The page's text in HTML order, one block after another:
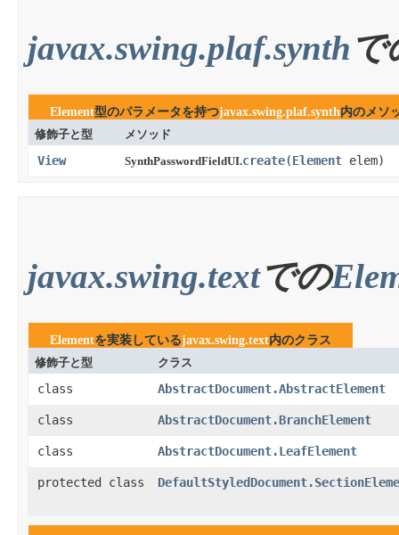
javax.swing.plaf.synth で
Element型のパラメータを持つjavax.swing.plaf.synth内のメソ
修飾子と型
メソッド
View SynthPasswordFieldUI.create​(Element elem)
javax.swing.textでの
Elementを実装しているjavax.swing.text内のクラス
修飾子と型
クラス
class AbstractDocument.AbstractElement
class AbstractDocument.BranchElement
class AbstractDocument.LeafElement
protected class